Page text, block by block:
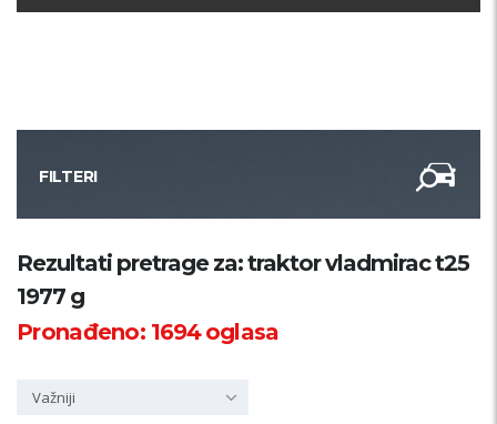
FILTERI
Kategorija
Županija
Rezultati pretrage za: traktor vladmirac t25
1977 g
Pronađeno: 1694oglasa
Važniji